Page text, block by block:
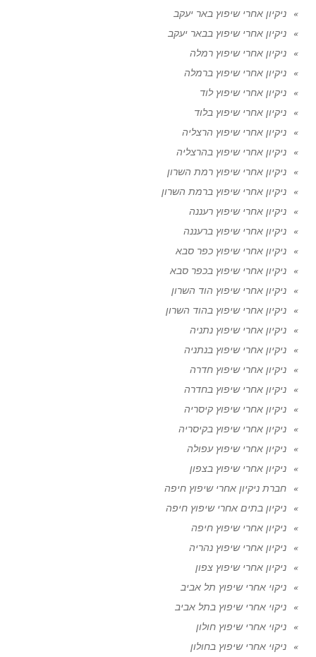
ניקיון אחרי שיפוץ באר יעקב
ניקיון אחרי שיפוץ בבאר יעקב
ניקיון אחרי שיפוץ רמלה
ניקיון אחרי שיפוץ ברמלה
ניקיון אחרי שיפוץ לוד
ניקיון אחרי שיפוץ בלוד
ניקיון אחרי שיפוץ הרצליה
ניקיון אחרי שיפוץ בהרצליה
ניקיון אחרי שיפוץ רמת השרון
ניקיון אחרי שיפוץ ברמת השרון
ניקיון אחרי שיפוץ רעננה
ניקיון אחרי שיפוץ ברעננה
ניקיון אחרי שיפוץ כפר סבא
ניקיון אחרי שיפוץ בכפר סבא
ניקיון אחרי שיפוץ הוד השרון
ניקיון אחרי שיפוץ בהוד השרון
ניקיון אחרי שיפוץ נתניה
ניקיון אחרי שיפוץ בנתניה
ניקיון אחרי שיפוץ חדרה
ניקיון אחרי שיפוץ בחדרה
ניקיון אחרי שיפוץ קיסריה
ניקיון אחרי שיפוץ בקיסריה
ניקיון אחרי שיפוץ עפולה
ניקיון אחרי שיפוץ בצפון
חברת ניקיון אחרי שיפוץ חיפה
ניקיון בתים אחרי שיפוץ חיפה
ניקיון אחרי שיפוץ חיפה
ניקיון אחרי שיפוץ נהריה
ניקיון אחרי שיפוץ צפון
ניקוי אחרי שיפוץ תל אביב
ניקוי אחרי שיפוץ בתל אביב
ניקוי אחרי שיפוץ חולון
ניקוי אחרי שיפוץ בחולון